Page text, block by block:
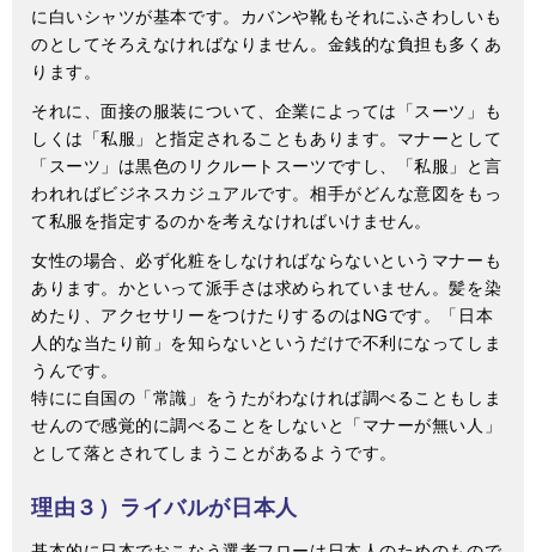
に白いシャツが基本です。カバンや靴もそれにふさわしいも
のとしてそろえなければなりません。金銭的な負担も多くあ
ります。
それに、面接の服装について、企業によっては「スーツ」も
しくは「私服」と指定されることもあります。マナーとして
「スーツ」は黒色のリクルートスーツですし、「私服」と言
われればビジネスカジュアルです。相手がどんな意図をもっ
て私服を指定するのかを考えなければいけません。
女性の場合、必ず化粧をしなければならないというマナーも
あります。かといって派手さは求められていません。髪を染
めたり、アクセサリーをつけたりするのはNGです。「日本
人的な当たり前」を知らないというだけで不利になってしま
うんです。
特にに自国の「常識」をうたがわなければ調べることもしま
せんので感覚的に調べることをしないと「マナーが無い人」
として落とされてしまうことがあるようです。
理由３）ライバルが日本人